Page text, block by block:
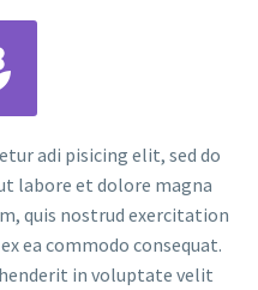
adi pisicing elit, sed do
labore et dolore magna
quis nostrud exercitation
ea commodo consequat.
in voluptate velit